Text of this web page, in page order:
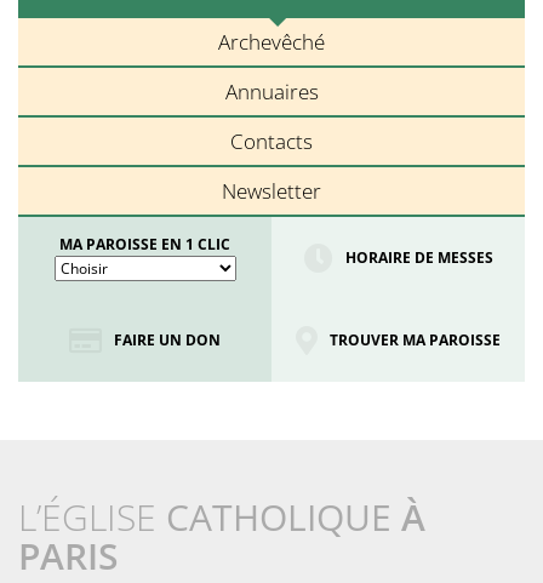
Archevêché
Annuaires
Contacts
Newsletter
MA PAROISSE EN 1 CLIC
HORAIRE DE MESSES
FAIRE UN DON TROUVER MA PAROISSE
L’ÉGLISE CATHOLIQUE À
PARIS